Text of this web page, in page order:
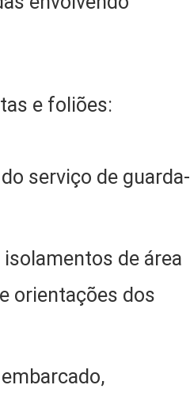
e foliões:
serviço de guarda-
de área
orientações dos